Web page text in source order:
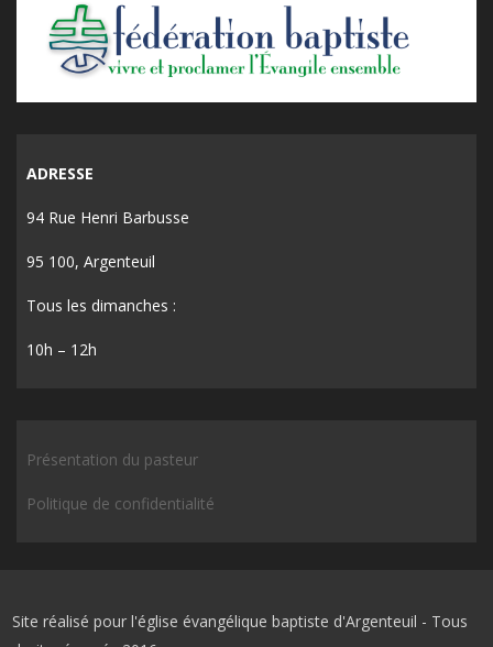
ADRESSE
94 Rue Henri Barbusse
95 100, Argenteuil
Tous les dimanches :
10h – 12h
Présentation du pasteur
Politique de confidentialité
Site réalisé pour l'église évangélique baptiste d'Argenteuil - Tous